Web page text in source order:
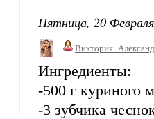
Пятница, 20
Ингредиенты:
-500 г куриного
-3 зубчика